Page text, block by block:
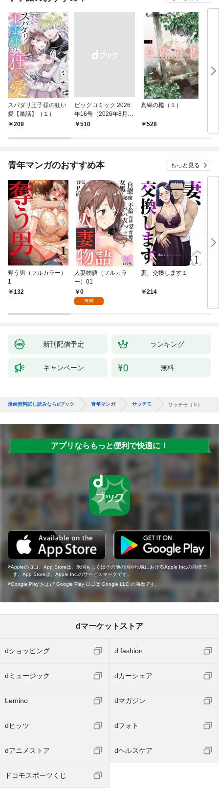
スパダリ王子様の狂い
愛【単話】（１）
209
ビッグコミック 2026
年16号（2026年8月7
日発売）
￥510
真綿の檻（１）
528
青年マンガのおすすめ本 もっと見る
奪う男（フルカラー）
1
132
人妻物語（フルカラ
ー）01
0
無料
妻、交換します１
214
な
新刊配信予定 ランキング
キャンペーン 無料
漫画無料試し読みならdブック 青年マンガ サッチモ サッチモ（５）
アプリならもっと便利で快適に！
Appleのロゴ、App Storeは、米国もしくはその他の国や地域におけるApple Inc.の商標で
す。App Storeは、Apple Inc.のサービスマークです。
Google Play および Google Play ロゴは Google LLC の商標です。
dマーケットストア
dショッピング d fashion
dミュージック dカーシェア
Lemino dマガジン
dヒッツ dフォト
dアニメストア dヘルスケア
ドコモスポーツくじ